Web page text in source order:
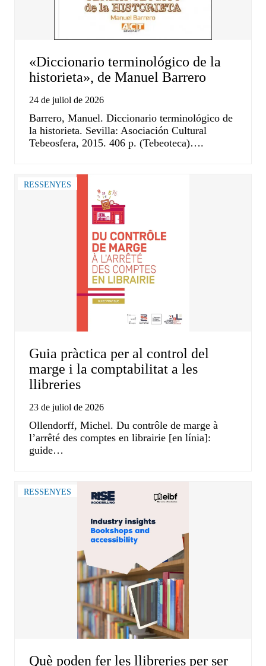
«Diccionario terminológico de la
historieta», de Manuel Barrero
24 de juliol de 2026
Barrero, Manuel. Diccionario terminológico de
la historieta. Sevilla: Asociación Cultural
Tebeosfera, 2015. 406 p. (Tebeoteca)….
RESSENYES
Guia pràctica per al control del
marge i la comptabilitat a les
llibreries
23 de juliol de 2026
Ollendorff, Michel. Du contrôle de marge à
l’arrêté des comptes en librairie [en línia]:
guide…
RESSENYES
Què poden fer les llibreries per ser